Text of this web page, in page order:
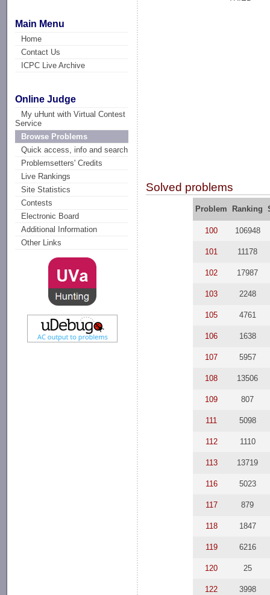
Main Menu
Home
Contact Us
ICPC Live Archive
Online Judge
My uHunt with Virtual Contest
Service
Browse Problems
Quick access, info and search
Problemsetters' Credits
Live Rankings
Site Statistics
Contests
Electronic Board
Additional Information
Other Links
Solved problems
Problem Ranking
100 106948
101 11178
102 17987
103 2248
105 4761
106 1638
107 5957
108 13506
109 807
111 5098
112 1110
113 13719
116 5023
117 879
118 1847
119 6216
120 25
122 3998